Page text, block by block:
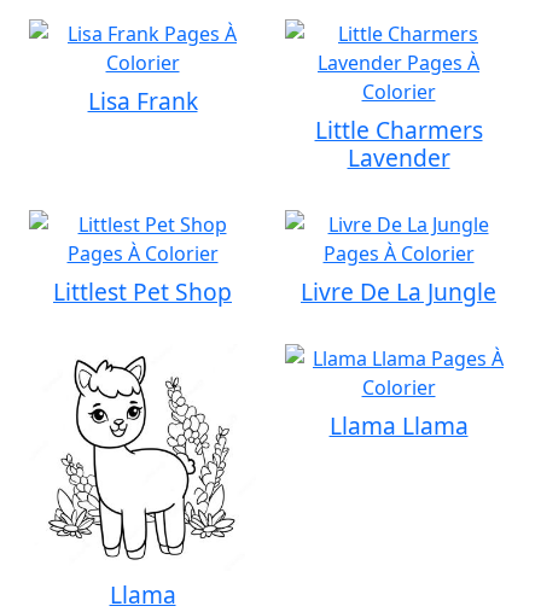
Lisa Frank
Little Charmers
Lavender
Littlest Pet Shop Livre De La Jungle
Llama
Llama Llama